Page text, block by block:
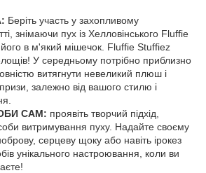
Беріть участь у захопливому
знімаючи пух із Хелловінського Fluffie
в м'який мішечок. Fluffie Stuffiez
У середньому потрібно приблизно
витягнути невеликий плюш і
залежно від вашого стилю і
САМ: проявіть творчий підхід,
витримування пуху. Надайте своєму
серцеву щоку або навіть ірокез
унікального настроювання, коли ви